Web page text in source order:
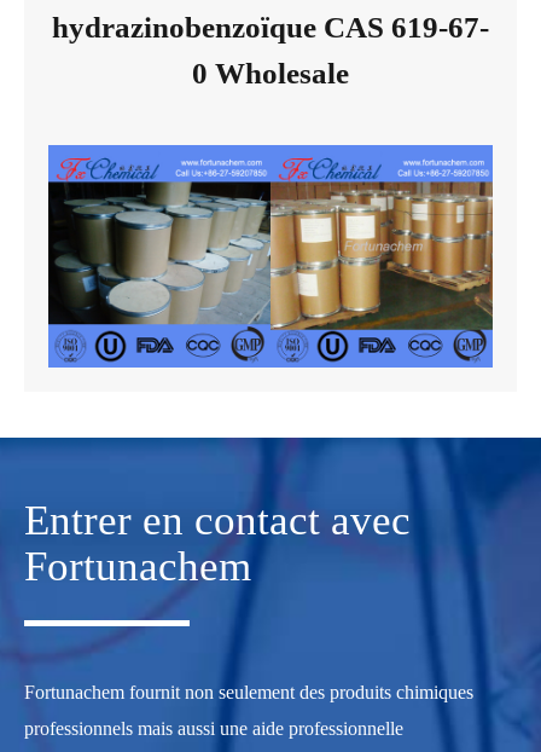
hydrazinobenzoïque CAS 619-67-
0 Wholesale
Entrer en contact avec
Fortunachem
Fortunachem fournit non seulement des produits chimiques
professionnels mais aussi une aide professionnelle